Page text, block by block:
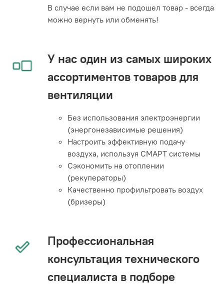
В случае если вам не подошел товар - всегда
можно вернуть или обменять!
У нас один из самых широких
ассортиментов товаров для
вентиляции
Без использования электроэнергии
(энергонезависимые решения)
Настроить эффективную подачу
воздуха, используя СМАРТ системы
Сэкономить на отоплении
(рекуператоры)
Качественно профильтровать воздух
(бризеры)
Профессиональная
консультация технического
специалиста в подборе